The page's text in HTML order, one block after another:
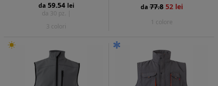
da 59.54 lei
da 30 pz. |
3 colori
da 77.8 52 lei
1 colore